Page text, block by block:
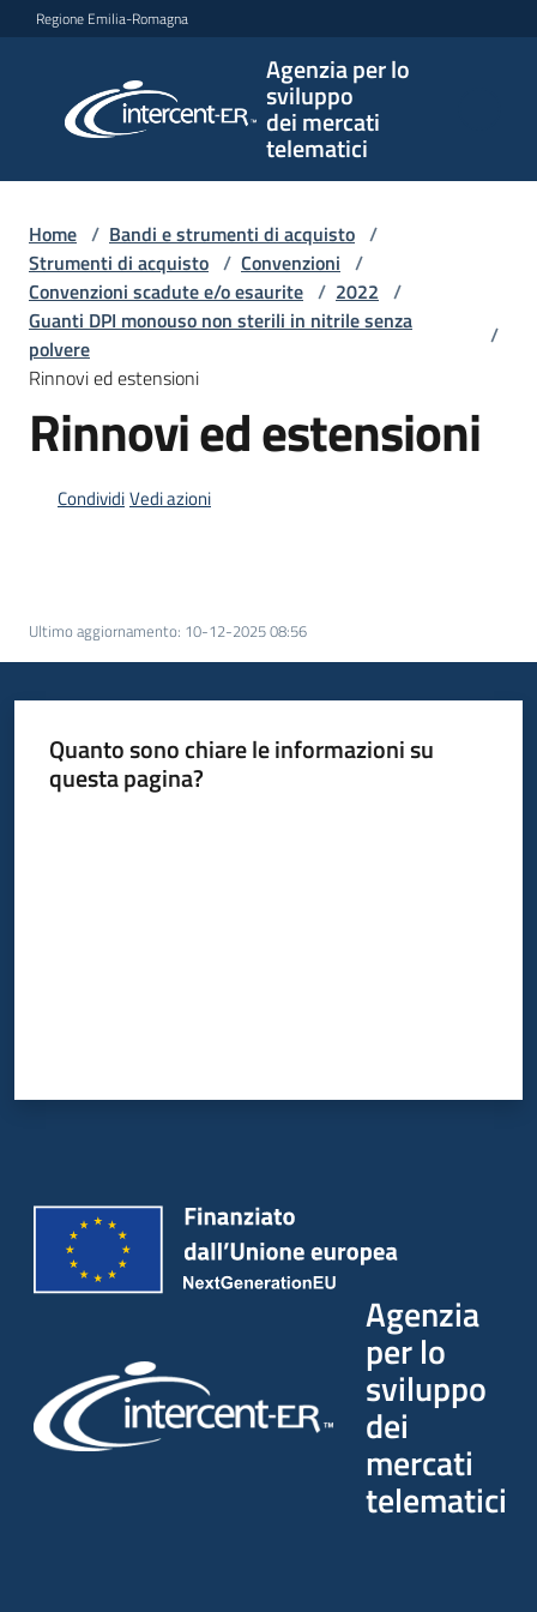
Vai al contenuto
Vai alla navigazione
Vai al footer
Regione Emilia-Romagna
Agenzia per lo
sviluppo
dei mercati
telematici
per lo
sviluppo
telematici
L'Agenzia
Bandi
strumenti
Supporto
Piattaforme
telematiche
Home / Bandi e strumenti di acquisto /
Strumenti di acquisto / Convenzioni /
Convenzioni scadute e/o esaurite / 2022 /
Guanti DPI monouso non sterili in nitrile senza
polvere
/
Rinnovi ed estensioni
Rinnovi ed estensioni
CondividiVedi azioni
Ultimo aggiornamento: 10-12-2025 08:56
Quanto sono chiare le informazioni su
questa pagina?
Agenzia
per lo
sviluppo
dei
mercati
telematici